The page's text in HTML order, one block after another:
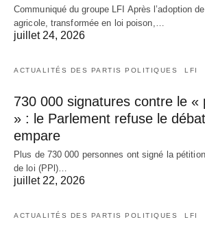
Communiqué du groupe LFI Après l’adoption
agricole, transformée en loi poison,…
juillet 24, 2026
ACTUALITÉS DES PARTIS POLITIQUES LFI
730 000 signatures contre le «
» : le Parlement refuse le
empare
Plus de 730 000 personnes ont signé la
de loi (PPl)…
juillet 22, 2026
ACTUALITÉS DES PARTIS POLITIQUES LFI